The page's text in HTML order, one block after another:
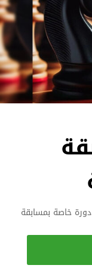
خاصة بمسابقة